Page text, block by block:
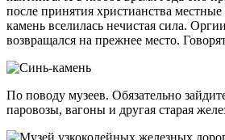
после принятия христианства
камень вселилась нечистая сила.
возвращался на прежнее место.
По поводу музеев. Обязательно
паровозы, вагоны и другая старая